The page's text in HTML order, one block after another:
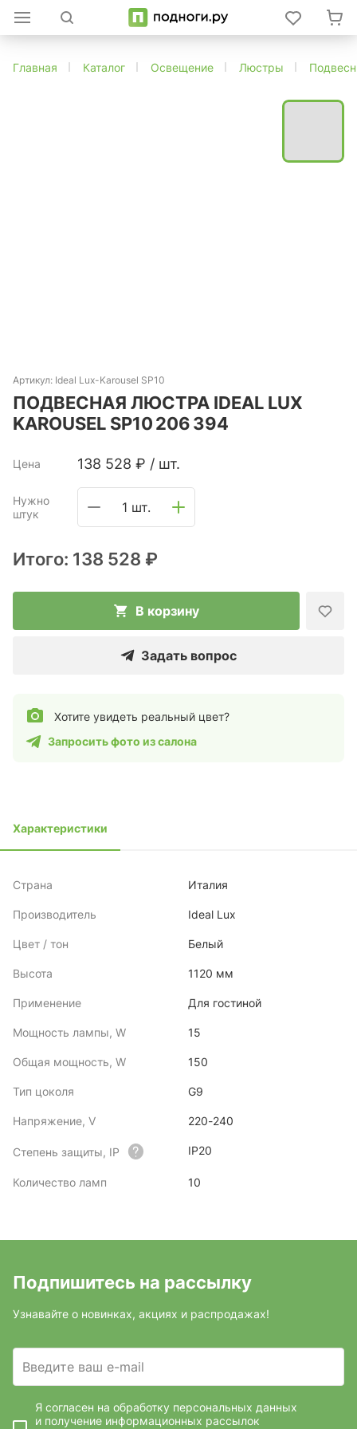
Главная Каталог Освещение Люстры
Артикул: Ideal Lux-Karousel SP10
ПОДВЕСНАЯ ЛЮСТРА IDEAL LUX
KAROUSEL SP10 206 394
Цена 138 528 ₽ / шт.
Нужно
штук
1 шт.
Итого: 138 528 ₽
В корзину
Задать вопрос
Хотите увидеть реальный цвет?
Запросить фото из салона
Характеристики
Страна Италия
Производитель Ideal Lux
Цвет / тон Белый
Высота 1120 мм
Применение Для гостиной
Мощность лампы, W 15
Общая мощность, W 150
Тип цоколя G9
Напряжение, V 220-240
Степень защиты, IP IP20
Количество ламп 10
Подпишитесь на рассылку
Узнавайте о новинках, акциях и распродажах!
Введите ваш e-mail
Я согласен на обработку персональных данных
и получение информационных рассылок